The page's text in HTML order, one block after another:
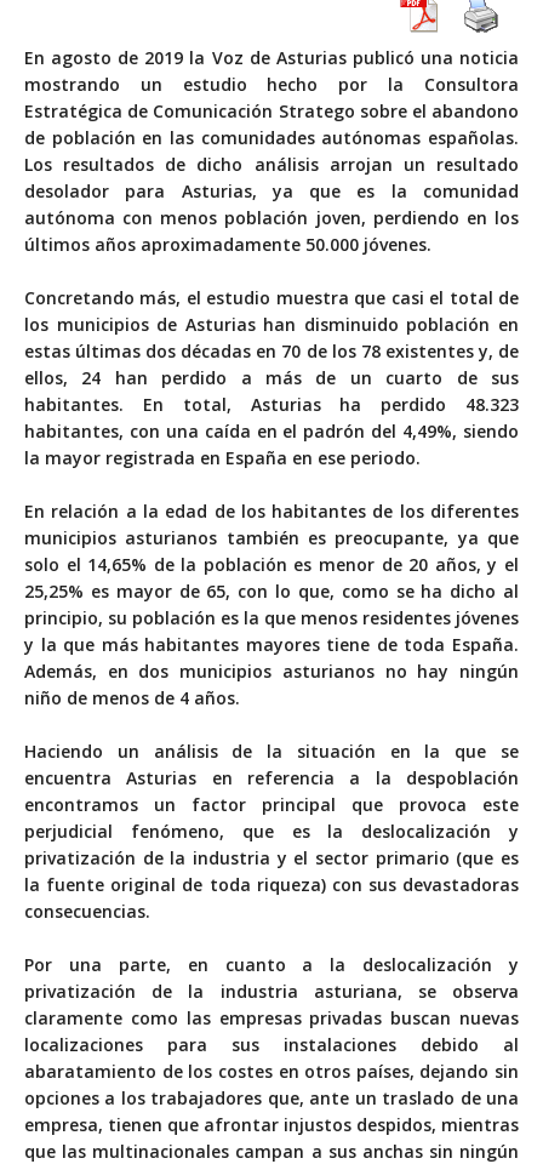
En agosto de 2019 la Voz de Asturias publicó una noticia
mostrando un estudio hecho por la Consultora
Estratégica de Comunicación Stratego sobre el abandono
de población en las comunidades autónomas españolas.
Los resultados de dicho análisis arrojan un resultado
desolador para Asturias, ya que es la comunidad
autónoma con menos población joven, perdiendo en los
últimos años aproximadamente 50.000 jóvenes.
Concretando más, el estudio muestra que casi el total de
los municipios de Asturias han disminuido población en
estas últimas dos décadas en 70 de los 78 existentes y, de
ellos, 24 han perdido a más de un cuarto de sus
habitantes. En total, Asturias ha perdido 48.323
habitantes, con una caída en el padrón del 4,49%, siendo
la mayor registrada en España en ese periodo.
En relación a la edad de los habitantes de los diferentes
municipios asturianos también es preocupante, ya que
solo el 14,65% de la población es menor de 20 años, y el
25,25% es mayor de 65, con lo que, como se ha dicho al
principio, su población es la que menos residentes jóvenes
y la que más habitantes mayores tiene de toda España.
Además, en dos municipios asturianos no hay ningún
niño de menos de 4 años.
Haciendo un análisis de la situación en la que se
encuentra Asturias en referencia a la despoblación
encontramos un factor principal que provoca este
perjudicial fenómeno, que es la deslocalización y
privatización de la industria y el sector primario (que es
la fuente original de toda riqueza) con sus devastadoras
consecuencias.
Por una parte, en cuanto a la deslocalización y
privatización de la industria asturiana, se observa
claramente como las empresas privadas buscan nuevas
localizaciones para sus instalaciones debido al
abaratamiento de los costes en otros países, dejando sin
opciones a los trabajadores que, ante un traslado de una
empresa, tienen que afrontar injustos despidos, mientras
que las multinacionales campan a sus anchas sin ningún